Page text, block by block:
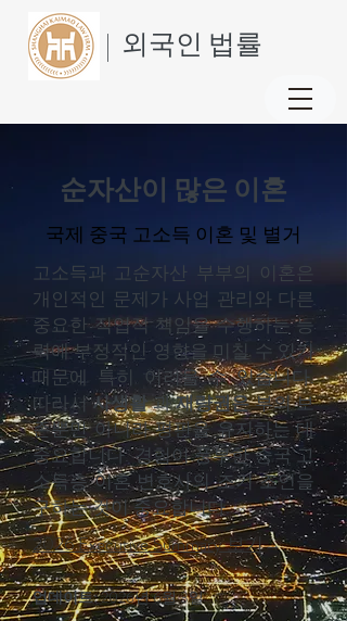
| 외국인 법률
순자산이 많은 이혼
국제 중국 고소득 이혼 및 별거
고소득과 고순자산 부부의 이혼은
개인적인 문제가 사업 관리와 다른
중요한 직업적 책임을 수행하는 능
력에 부정적인 영향을 미칠 수 있기
때문에 특히 어려울 수 있습니다.
따라서사생활과재량권은부의 보
존뿐만 아니라 평판을 유지하는 데
중요합니다. 경험이 풍부한 중국 고
소득층 이혼 변호사의 조기 조언을
구하는 것이 중요합니다.
2026 Executive Summary 보기→
업데이트:2026년 6월 3일